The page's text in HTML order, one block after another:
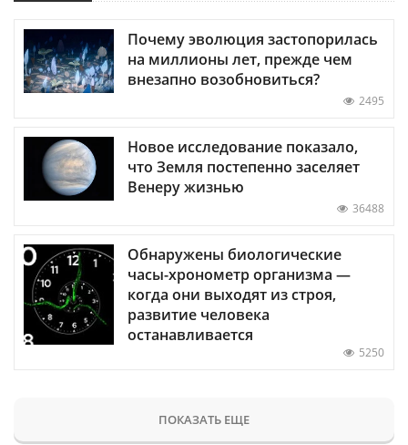
Почему эволюция застопорилась
на миллионы лет, прежде чем
внезапно возобновиться?
2495
Новое исследование показало,
что Земля постепенно заселяет
Венеру жизнью
36488
Обнаружены биологические
часы-хронометр организма —
когда они выходят из строя,
развитие человека
останавливается
5250
ПОКАЗАТЬ ЕЩЕ